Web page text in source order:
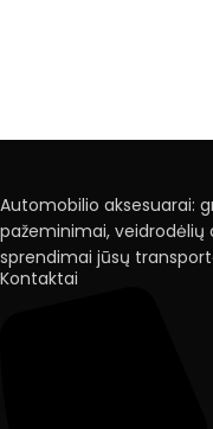
Automobilio aksesuarai:
pažeminimai, veidrodėlių
sprendimai jūsų
Kontaktai